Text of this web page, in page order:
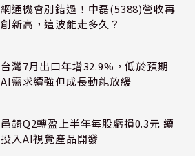
網通機會別錯過！中磊(5388)營收再
創新高，這波能走多久？
台灣7月出口年增32.9%，低於預期
AI需求續強但成長動能放緩
邑錡Q2轉盈上半年每股虧損0.3元 續
投入AI視覺產品開發